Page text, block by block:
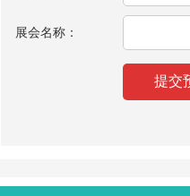
展会名称：